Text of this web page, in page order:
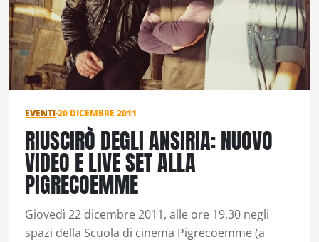
EVENTI·20 DICEMBRE 2011
RIUSCIRÒ DEGLI ANSIRIA: NUOVO
VIDEO E LIVE SET ALLA
PIGRECOEMME
Giovedì 22 dicembre 2011, alle ore 19,30 negli
spazi della Scuola di cinema Pigrecoemme (a